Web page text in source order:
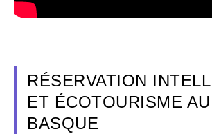
RÉSERVATION
ET ÉCOTOURISME
BASQUE